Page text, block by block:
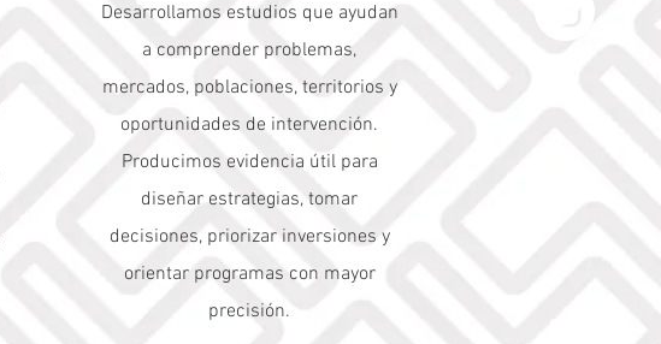
Desarrollamos estudios que ayudan
a comprender problemas,
mercados, poblaciones, territorios y
oportunidades de intervención.
Producimos evidencia útil para
diseñar estrategias, tomar
decisiones, priorizar inversiones y
orientar programas con mayor
precisión.